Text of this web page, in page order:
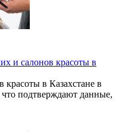
и салонов красоты в
красоты в Казахстане в
подтверждают данные,